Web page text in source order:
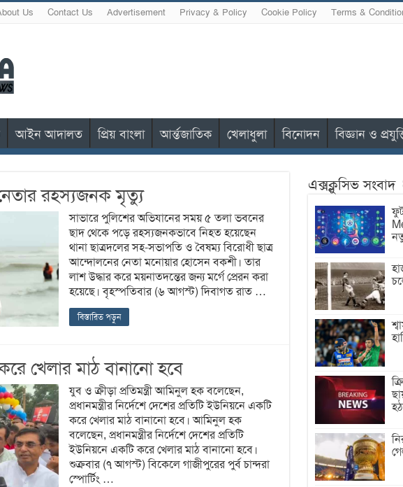
Us Contact Us Advertisement Privacy & Policy Cookie Policy Terms &
আইন আদালত প্রিয় বাংলা আর্ন্তজাতিক খেলাধুলা বিনোদন বিজ্ঞান ও
রহস্যজনক মৃত্যু
সাভারে পুলিশের অভিযানের সময় ৫ তলা ভবনের
ছাদ থেকে পড়ে রহস্যজনকভাবে নিহত হয়েছেন
থানা ছাত্রদলের সহ-সভাপতি ও বৈষম্য বিরোধী ছাত্র
আন্দোলনের নেতা মনোয়ার হোসেন বকশী। তার
লাশ উদ্ধার করে ময়নাতদন্তের জন্য মর্গে প্রেরন করা
হয়েছে। বৃহস্পতিবার (৬ আগস্ট) দিবাগত রাত …
বিস্তারিত পড়ুন
খেলার মাঠ বানানো হবে
যুব ও ক্রীড়া প্রতিমন্ত্রী আমিনুল হক বলেছেন,
প্রধানমন্ত্রীর নির্দেশে দেশের প্রতিটি ইউনিয়নে একটি
করে খেলার মাঠ বানানো হবে। আমিনুল হক
বলেছেন, প্রধানমন্ত্রীর নির্দেশে দেশের প্রতিটি
ইউনিয়নে একটি করে খেলার মাঠ বানানো হবে।
শুক্রবার (৭ আগস্ট) বিকেলে গাজীপুরের পুর্ব চান্দরা
স্পোর্টিং …
এক্সক্লুসিভ সংবাদ